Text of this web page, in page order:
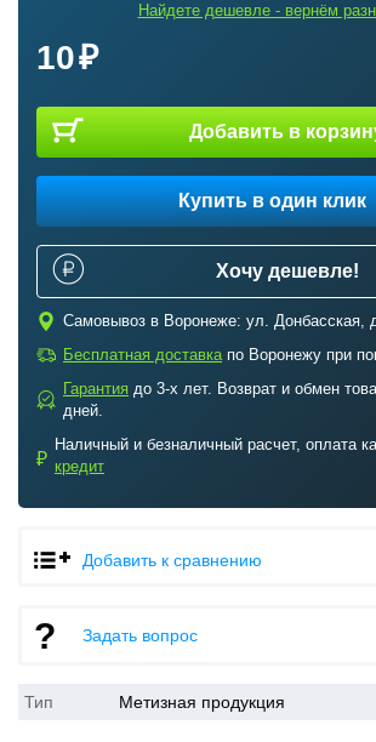
Найдете дешевле - вернём
10
Добавить в
Купить в один клик
Хочу дешевле!
c Самовывоз в Воронеже: ул. Донбасская,
a Бесплатная доставкапо Воронежу при
b
Гарантия до 3-х лет. Возврат и обмен
дней.
₽
Наличный и безналичный расчет, оплата
кредит
Добавить к сравнению
Задать вопрос
Тип Метизная продукция